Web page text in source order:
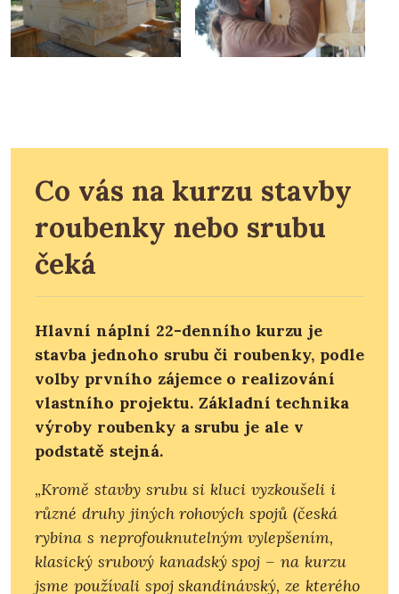
Co vás na kurzu stavby
roubenky nebo srubu
čeká
Hlavní náplní 22-denního kurzu je
stavba jednoho srubu či roubenky, podle
volby prvního zájemce o realizování
vlastního projektu. Základní technika
výroby roubenky a srubu je ale v
podstatě stejná.
„Kromě stavby srubu si kluci vyzkoušeli i
různé druhy jiných rohových spojů (česká
rybina s neprofouknutelným vylepšením,
klasický srubový kanadský spoj – na kurzu
jsme používali spoj skandinávský, ze kterého